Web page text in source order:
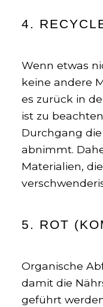
4.
Wenn etwas
keine andere
es zurück in
ist zu
Durchgang
abnimmt.
Materialien,
5. ROT
Organische
damit die
geführt